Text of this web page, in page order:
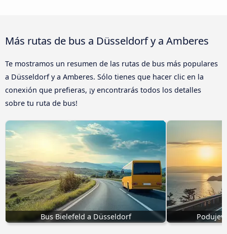
Más rutas de bus a Düsseldorf y a Amberes
Te mostramos un resumen de las rutas de bus más populares
a Düsseldorf y a Amberes. Sólo tienes que hacer clic en la
conexión que prefieras, ¡y encontrarás todos los detalles
sobre tu ruta de bus!
Bus Bielefeld a Düsseldorf